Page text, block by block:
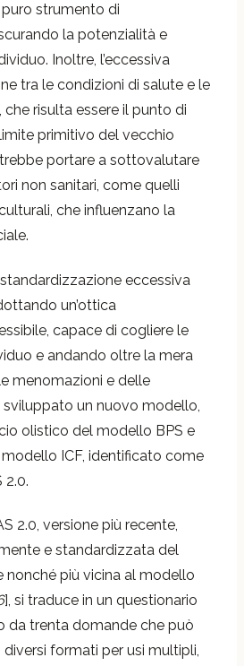
strumento di
la potenzialità e
Inoltre, l’eccessiva
tra le condizioni di salute e le
che risulta essere il punto di
primitivo del vecchio
portare a sottovalutare
non sanitari, come quelli
che influenzano la
eccessiva
un’ottica
capace di cogliere le
e andando oltre la mera
menomazioni e delle
sviluppato un nuovo modello,
olistico del modello BPS e
ICF, identificato come
2.0.
2.0, versione più recente,
e standardizzata del
nonché più vicina al modello
], si traduce in un questionario
da trenta domande che può
formati per usi multipli,